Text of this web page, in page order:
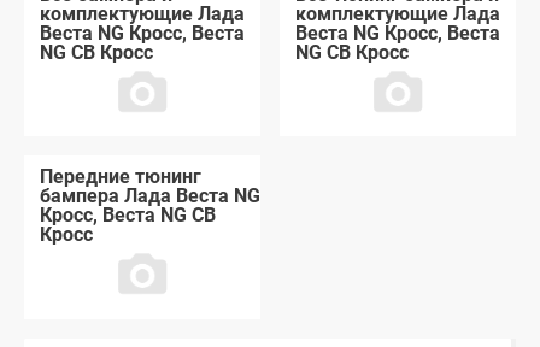
комплектующие Лада
Веста NG Кросс, Веста
NG СВ Кросс
комплектующие Лада
Веста NG Кросс, Веста
NG СВ Кросс
Передние тюнинг
бампера Лада Веста NG
Кросс, Веста NG СВ
Кросс